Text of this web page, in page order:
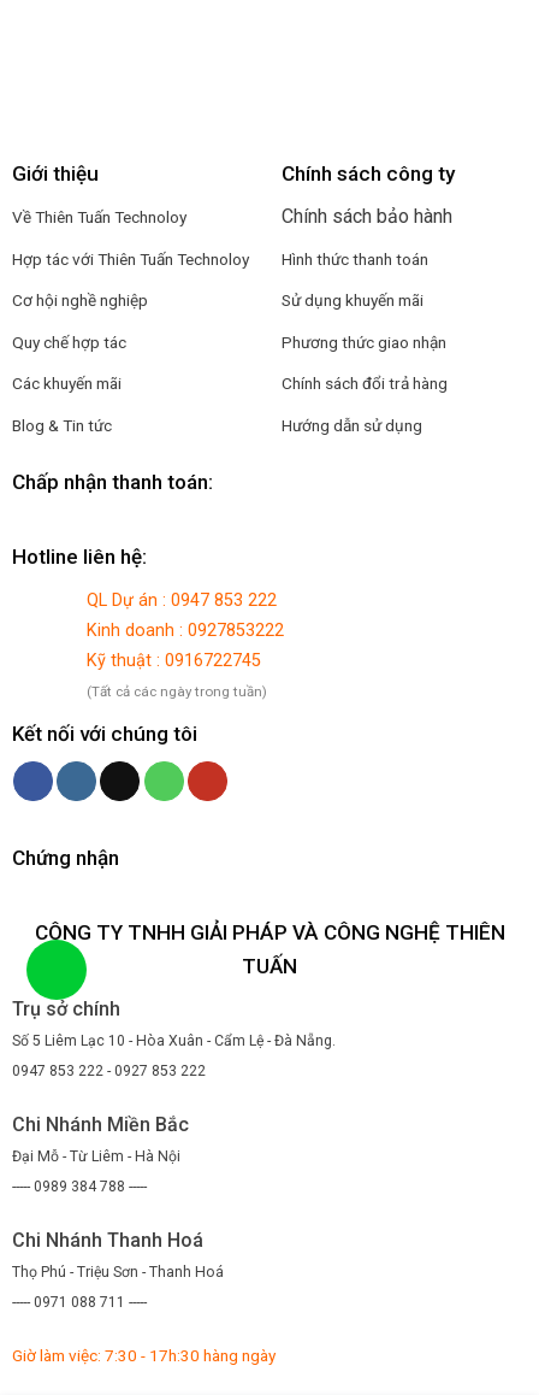
Giới thiệu
Về Thiên Tuấn Technoloy
Hợp tác với Thiên Tuấn Technoloy
Cơ hội nghề nghiệp
Quy chế hợp tác
Các khuyến mãi
Blog & Tin tức
Chính sách công ty
Chính sách bảo hành
Hình thức thanh toán
Sử dụng khuyến mãi
Phương thức giao nhận
Chính sách đổi trả hàng
Hướng dẫn sử dụng
Chấp nhận thanh toán:
Hotline liên hệ:
QL Dự án : 0947 853 222
Kinh doanh : 0927853222
Kỹ thuật : 0916722745
(Tất cả các ngày trong tuần)
Kết nối với chúng tôi
Chứng nhận
CÔNG TY TNHH GIẢI PHÁP VÀ CÔNG NGHỆ THIÊN
TUẤN
Trụ sở chính
Số 5 Liêm Lạc 10 - Hòa Xuân - Cẩm Lệ - Đà Nẵng.
0947 853 222 - 0927 853 222
Chi Nhánh Miền Bắc
Đại Mỗ - Từ Liêm - Hà Nội
----- 0989 384 788 -----
Chi Nhánh Thanh Hoá
Thọ Phú - Triệu Sơn - Thanh Hoá
----- 0971 088 711 -----
Giờ làm việc: 7:30 - 17h:30 hàng ngày